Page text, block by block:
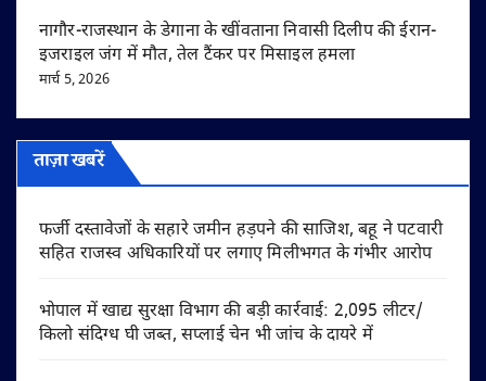
नागौर-राजस्थान के डेगाना के खींवताना निवासी दिलीप की ईरान-
इजराइल जंग में मौत, तेल टैंकर पर मिसाइल हमला
मार्च 5, 2026
ताज़ा खबरें
फर्जी दस्तावेजों के सहारे जमीन हड़पने की साजिश, बहू ने पटवारी
सहित राजस्व अधिकारियों पर लगाए मिलीभगत के गंभीर आरोप
भोपाल में खाद्य सुरक्षा विभाग की बड़ी कार्रवाई: 2,095 लीटर/
किलो संदिग्ध घी जब्त, सप्लाई चेन भी जांच के दायरे में